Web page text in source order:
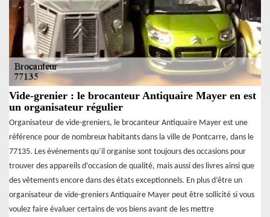
Vide-grenier : le brocanteur Antiquaire Mayer en est
un organisateur régulier
Organisateur de vide-greniers, le brocanteur Antiquaire Mayer est une
référence pour de nombreux habitants dans la ville de Pontcarre, dans le
77135. Les événements qu’il organise sont toujours des occasions pour
trouver des appareils d’occasion de qualité, mais aussi des livres ainsi que
des vêtements encore dans des états exceptionnels. En plus d’être un
organisateur de vide-greniers Antiquaire Mayer peut être sollicité si vous
voulez faire évaluer certains de vos biens avant de les mettre